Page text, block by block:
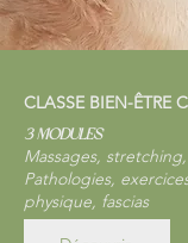
CLASSE BIEN-ÊTRE
3 modules
Massages,
Pathologies,
physique, fascias